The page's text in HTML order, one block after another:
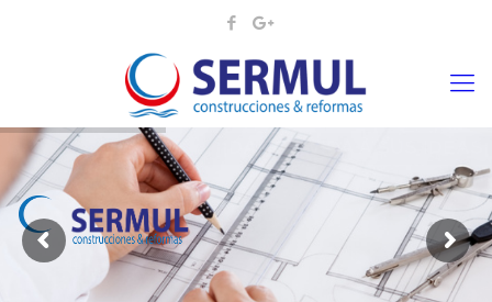
¡¡DAMOS VIDA A SUS